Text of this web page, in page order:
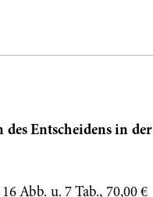
Entscheidens in der
Abb. u. 7 Tab., 70,00 €